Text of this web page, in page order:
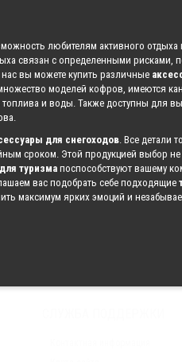
Защита
Защита днища
Защита
Защита
любителям активного отдыха
связан с определенными рисками,
вы можете купить различные
моделей кофров, имеются
и воды. Также доступны для
для снегоходов. Все детали
сроком. Этой продукцией выбор не
туризма поспособствуют вашему
вас подобрать себе подходящие
максимум ярких эмоций и